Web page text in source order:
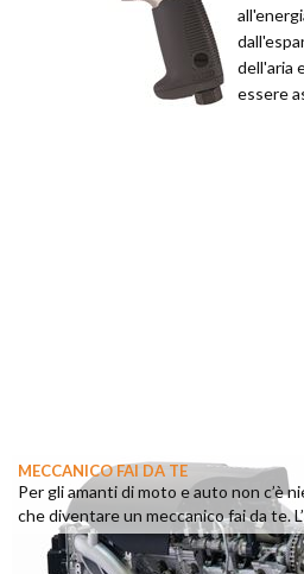
dell'aria
essere
MECCANICO FAI DA TE
Per gli amanti di moto e auto non c’è
che diventare un meccanico fai da te.